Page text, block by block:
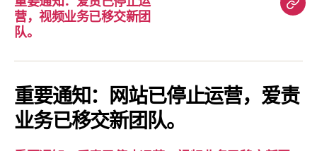
营，视频业务已移交新团
队。
重
知：
爱
责
重要通知：网站已停止运营，爱责
业务已移交新团队。